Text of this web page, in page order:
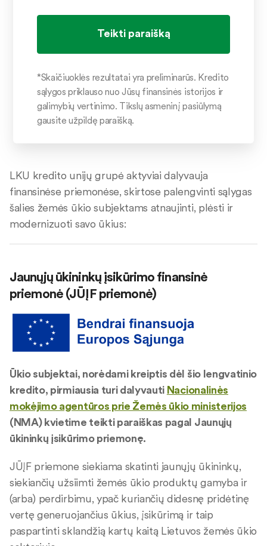
*Skaičiuoklės rezultatai yra preliminarūs. Kredito
sąlygos priklauso nuo Jūsų finansinės istorijos ir
galimybių vertinimo. Tikslų asmeninį pasiūlymą
gausite užpildę paraišką.
LKU kredito unijų grupė aktyviai dalyvauja
finansinėse priemonėse, skirtose palengvinti sąlygas
šalies žemės ūkio subjektams atnaujinti, plėsti ir
modernizuoti savo ūkius:
Jaunųjų ūkininkų įsikūrimo finansinė
priemonė (JŪĮF priemonė)
Ūkio subjektai, norėdami kreiptis dėl šio lengvatinio
kredito, pirmiausia turi dalyvauti Nacionalinės
mokėjimo agentūros prie Žemės ūkio ministerijos
(NMA) kvietime teikti paraiškas pagal Jaunųjų
ūkininkų įsikūrimo priemonę.
JŪĮF priemone siekiama skatinti jaunųjų ūkininkų,
siekiančių užsiimti žemės ūkio produktų gamyba ir
(arba) perdirbimu, ypač kuriančių didesnę pridėtinę
vertę generuojančius ūkius, įsikūrimą ir taip
paspartinti sklandžią kartų kaitą Lietuvos žemės ūkio